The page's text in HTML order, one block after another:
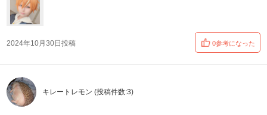
2024年10月30日投稿 0参考になった
キレートレモン (投稿件数:3)